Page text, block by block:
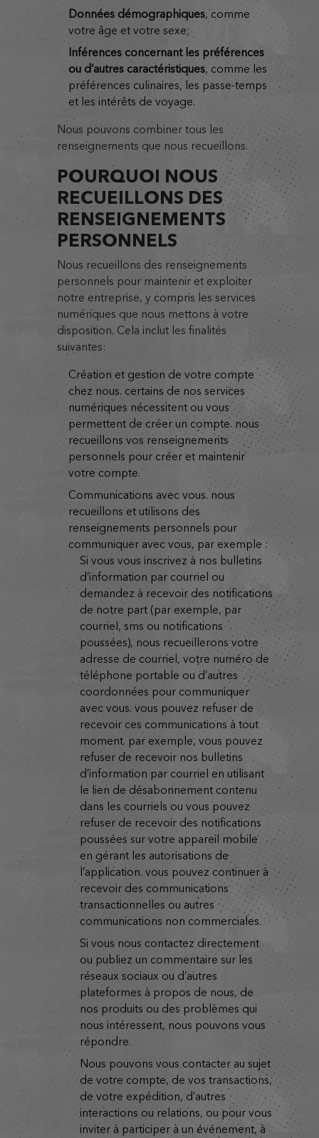
données démographiques, comme
votre âge et votre sexe;
ou d’autres caractéristiques, comme les
préférences culinaires, les passe-temps
et les intérêts de voyage.
Nous pouvons combiner tous les
renseignements que nous recueillons.
POURQUOI NOUS
RECUEILLONS DES
RENSEIGNEMENTS
PERSONNELS
Nous recueillons des renseignements
personnels pour maintenir et exploiter
notre entreprise, y compris les services
numériques que nous mettons à votre
disposition. Cela inclut les finalités
suivantes:
création et gestion de votre compte
chez nous. certains de nos services
numériques nécessitent ou vous
permettent de créer un compte. nous
recueillons vos renseignements
personnels pour créer et maintenir
votre compte.
communications avec vous. nous
recueillons et utilisons des
renseignements personnels pour
communiquer avec vous, par exemple :
si vous vous inscrivez à nos bulletins
d’information par courriel ou
demandez à recevoir des notifications
de notre part (par exemple, par
courriel, sms ou notifications
poussées), nous recueillerons votre
adresse de courriel, votre numéro de
téléphone portable ou d’autres
coordonnées pour communiquer
avec vous. vous pouvez refuser de
recevoir ces communications à tout
moment. par exemple, vous pouvez
refuser de recevoir nos bulletins
d’information par courriel en utilisant
le lien de désabonnement contenu
dans les courriels ou vous pouvez
refuser de recevoir des notifications
poussées sur votre appareil mobile
en gérant les autorisations de
l’application. vous pouvez continuer à
recevoir des communications
transactionnelles ou autres
communications non commerciales.
si vous nous contactez directement
ou publiez un commentaire sur les
réseaux sociaux ou d’autres
plateformes à propos de nous, de
nos produits ou des problèmes qui
nous intéressent, nous pouvons vous
répondre.
nous pouvons vous contacter au sujet
de votre compte, de vos transactions,
de votre expédition, d’autres
interactions ou relations, ou pour vous
inviter à participer à un événement, à